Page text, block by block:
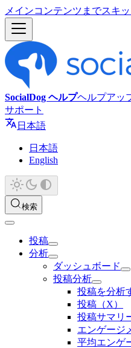
メインコンテンツまでスキ
SocialDog ヘルプヘルプアッ
サポート
日本語
日本語
English
検索
投稿
分析
ダッシュボード
投稿分析
投稿を分析
投稿（X）
投稿サマリ
エンゲージ
平均エンゲ